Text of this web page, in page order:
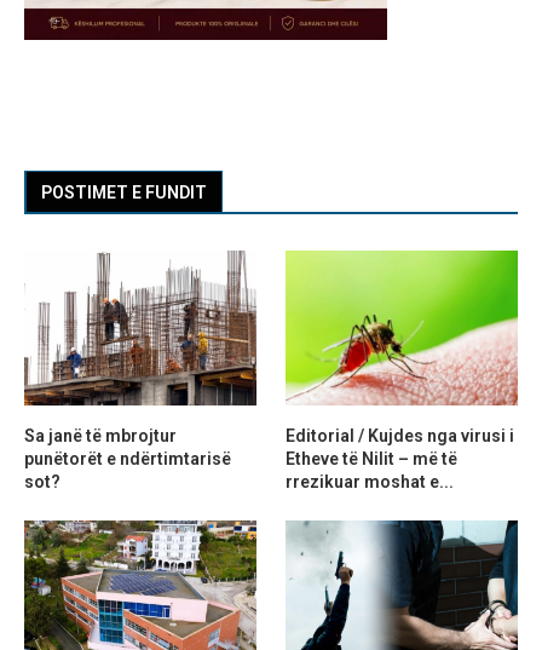
POSTIMET E FUNDIT
Sa janë të mbrojtur
punëtorët e ndërtimtarisë
sot?
Editorial / Kujdes nga virusi i
Etheve të Nilit – më të
rrezikuar moshat e...